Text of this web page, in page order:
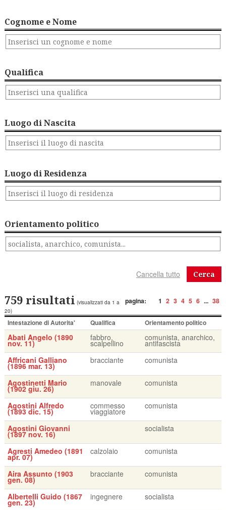
Cognome e Nome
Qualifica
Luogo di Nascita
Luogo di Residenza
Orientamento politico
Cerca
pagina: 1 2 3 4 5 6 ... 38
759 risultati (visualizzati da 1 a
20)
Intestazione di Autorita' Qualifica Orientamento politico
Abati Angelo (1890
nov. 11)
fabbro,
scalpellino
comunista, anarchico,
antifascista
Affricani Galliano
(1896 mar. 13)
bracciante comunista
Agostinetti Mario
(1902 giu. 26)
manovale comunista
Agostini Alfredo
(1893 dic. 15)
commesso
viaggiatore
comunista
Agostini Giovanni
(1897 nov. 16)
socialista
Agresti Amedeo (1891
apr. 07)
calzolaio comunista
Aira Assunto (1903
gen. 08)
bracciante comunista
Albertelli Guido (1867
gen. 23)
ingegnere socialista